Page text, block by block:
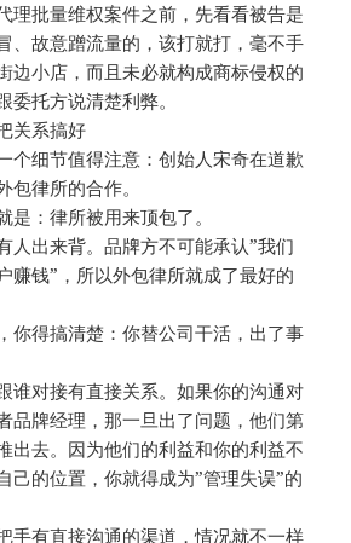
理批量维权案件之前，先看看被告是
、故意蹭流量的，该打就打，毫不手
边小店，而且未必就构成商标侵权的
委托方说清楚利弊。
关系搞好
个细节值得注意：创始人宋奇在道歉
包律所的合作。
是：律所被用来顶包了。
人出来背。品牌方不可能承认”我们
赚钱”，所以外包律所就成了最好的
你得搞清楚：你替公司干活，出了事
谁对接有直接关系。如果你的沟通对
品牌经理，那一旦出了问题，他们第
出去。因为他们的利益和你的利益不
的位置，你就得成为”管理失误”的
手有直接沟通的渠道，情况就不一样